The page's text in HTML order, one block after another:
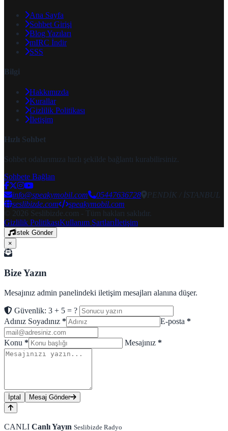
Ana Sayfa
Sohbet Girişi
Blog Yazıları
mIRC İndir
SSS
Bilgi
Hakkımızda
Kurallar
Gizlilik Politikası
İletişim
Hızlı Sohbet
Sohbet odalarımıza hızlı şekilde bağlantı kurabilirsiniz.
Sohbete Bağlan
info@speakymobil.com 05447636728
PENDİK / İSTANBUL
seslibizde.com
speakymobil.com
© 2026 Seslibizde.com - Tüm hakları saklıdır.
Gizlilik PolitikasıKullanım Şartlarıİletişim
İstek Gönder
×
Bize Yazın
Mesajınız admin panelindeki iletişim mesajları alanına düşer.
Güvenlik: 3 + 5 = ?
Adınız Soyadınız * E-posta *
Konu * Mesajınız *
İptal Mesaj Gönder
CANLI Canlı Yayın Seslibizde Radyo